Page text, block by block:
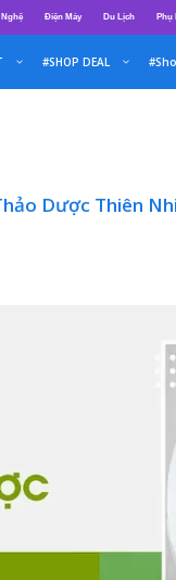
Điện Máy Du Lịch Phụ
#SHOP DEAL
Dược Thiên